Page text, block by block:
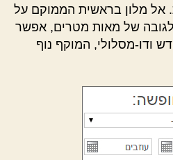
אל מלון בראשית הממוקם על
של מאות מטרים, אפשר
ודו-מסלולי, המוקף נוף